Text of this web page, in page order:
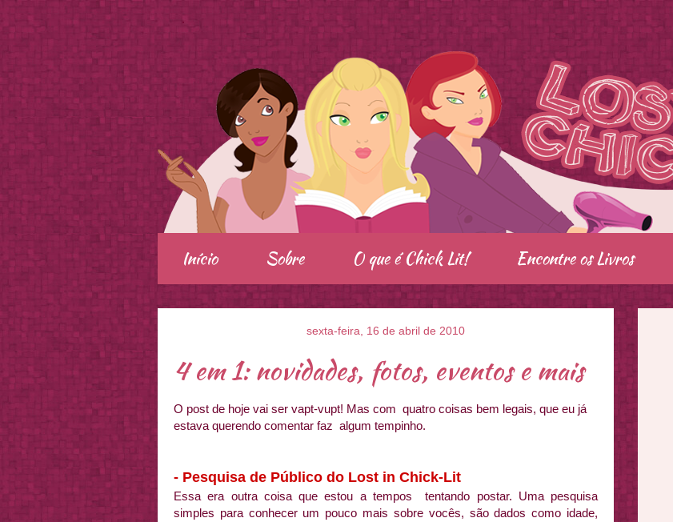
.
Início Sobre O que é Chick Lit! Encontre os Livros
sexta-feira, 16 de abril de 2010
4 em 1: novidades, fotos, eventos e mais
O post de hoje vai ser vapt-vupt! Mas com quatro coisas bem legais, que eu já
estava querendo comentar faz algum tempinho.
- Pesquisa de Público do Lost in Chick-Lit
Essa era outra coisa que estou a tempos tentando postar. Uma pesquisa
simples para conhecer um pouco mais sobre vocês, são dados como idade,